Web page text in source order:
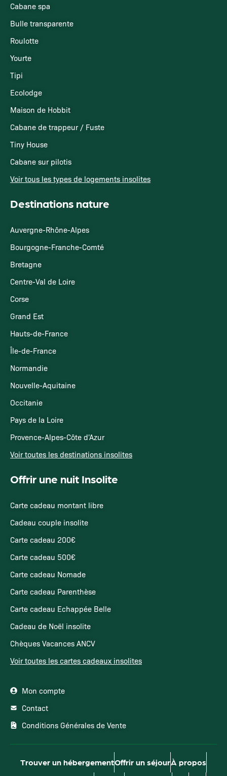
Cabane spa
Bulle transparente
Roulotte
Yourte
Tipi
Ecolodge
Maison de Hobbit
Cabane de trappeur / Fuste
Tiny House
Cabane sur pilotis
Voir tous les types de logements insolites
Destinations nature
Auvergne-Rhône-Alpes
Bourgogne-Franche-Comté
Bretagne
Centre-Val de Loire
Corse
Grand Est
Hauts-de-France
Île-de-France
Normandie
Nouvelle-Aquitaine
Occitanie
Pays de la Loire
Provence-Alpes-Côte d'Azur
Voir toutes les destinations insolites
Offrir une nuit Insolite
Carte cadeau montant libre
Cadeau couple insolite
Carte cadeau 200€
Carte cadeau 500€
Carte cadeau Nomade
Carte cadeau Parenthèse
Carte cadeau Echappée Belle
Cadeau de Noël insolite
Chèques Vacances ANCV
Voir toutes les cartes cadeaux insolites
Mon compte
Contact
Conditions Générales de Vente
Trouver un hébergementOffrir un séjourÀ propos